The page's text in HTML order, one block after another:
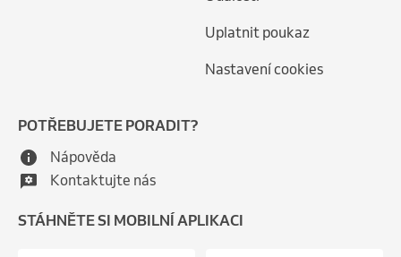
Uplatnit poukaz
Nastavení cookies
POTŘEBUJETE PORADIT?
Nápověda
Kontaktujte nás
STÁHNĚTE SI MOBILNÍ APLIKACI